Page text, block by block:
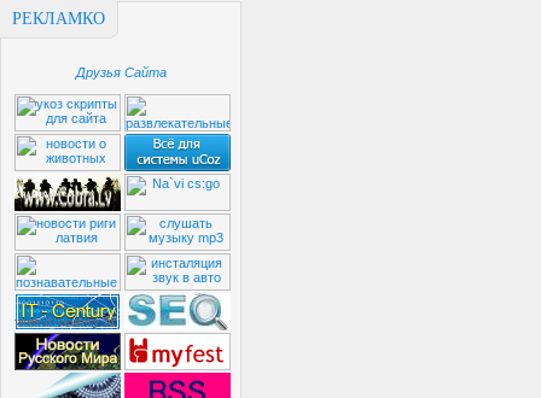
РЕКЛАМКО
Друзья Сайта